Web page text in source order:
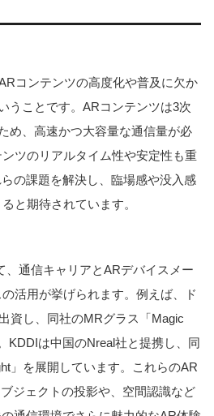
コンテンツの高度化や普及に欠か
うことです。ARコンテンツは3次
め、高速かつ大容量な通信量が必
ツのリアルタイム性や安定性も重
の課題を解決し、臨場感や没入感
と期待されています。
、通信キャリアとARデバイスメー
活用が挙げられます。例えば、ド
資し、同社のMRグラス「Magic
KDDIは中国のNreal社と提携し、同
」を展開しています。これらのAR
ジェクトの投影や、空間認識など